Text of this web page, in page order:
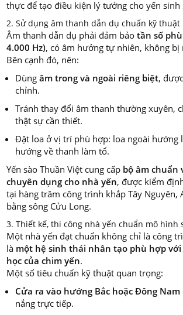
thực để tạo điều kiện lý tưởng cho yến sinh
2. Sử dụng âm thanh dẫn dụ chuẩn kỹ thuật
Âm thanh dẫn dụ phải đảm bảotần số
4.000 Hz), có âm hưởng tự nhiên, không bị
Bên cạnh đó, nên:
Dùngâm trong và ngoài riêng biệt,
chỉnh.
Tránh thay đổi âm thanh thường xuyên,
thật sự cần thiết.
Đặt loa ở vị trí phù hợp: loa ngoài hướng
hướng về thanh làm tổ.
Yến sào Thuần Việt cung cấp bộ âm chuẩn
chuyên dụng cho nhà yến, được kiểm
tại hàng trăm công trình khắp Tây Nguyên,
bằng sông Cửu Long.
3. Thiết kế, thi công nhà yến chuẩn mô hình
Một nhà yến đạt chuẩn không chỉ là công
là một hệ sinh thái nhân tạo phù hợp
học của chim yến.
Một số tiêu chuẩn kỹ thuật quan trọng:
Cửa ra vào hướng Bắc hoặc Đông Nam
nắng trực tiếp.